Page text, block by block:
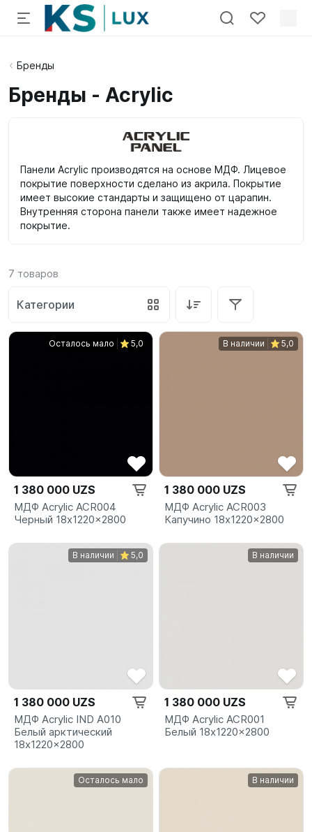
Бренды
Бренды - Acrylic
Панели Acrylic производятся на основе МДФ. Лицевое
покрытие поверхности сделано из акрила. Покрытие
имеет высокие стандарты и защищено от царапин.
Внутренняя сторона панели также имеет надежное
покрытие.
7 товаров
Категории
Осталось мало 5,0
1 380 000 UZS
МДФ Acrylic ACR004
Черный 18x1220x2800
В наличии 5,0
1 380 000 UZS
МДФ Acrylic ACR003
Капучино 18x1220x2800
В наличии 5,0
1 380 000 UZS
МДФ Acrylic IND A010
Белый арктический
18x1220x2800
В наличии
1 380 000 UZS
МДФ Acrylic ACR001
Белый 18x1220x2800
Осталось мало В наличии